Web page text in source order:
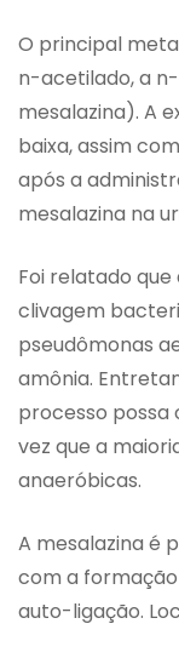
O principal
n-acetilado, a
mesalazina). A
baixa, assim
após a
mesalazina na
Foi relatado
clivagem
pseudômonas
amônia.
processo possa
vez que a
anaeróbicas.
A mesalazina é
com a
auto-ligação.